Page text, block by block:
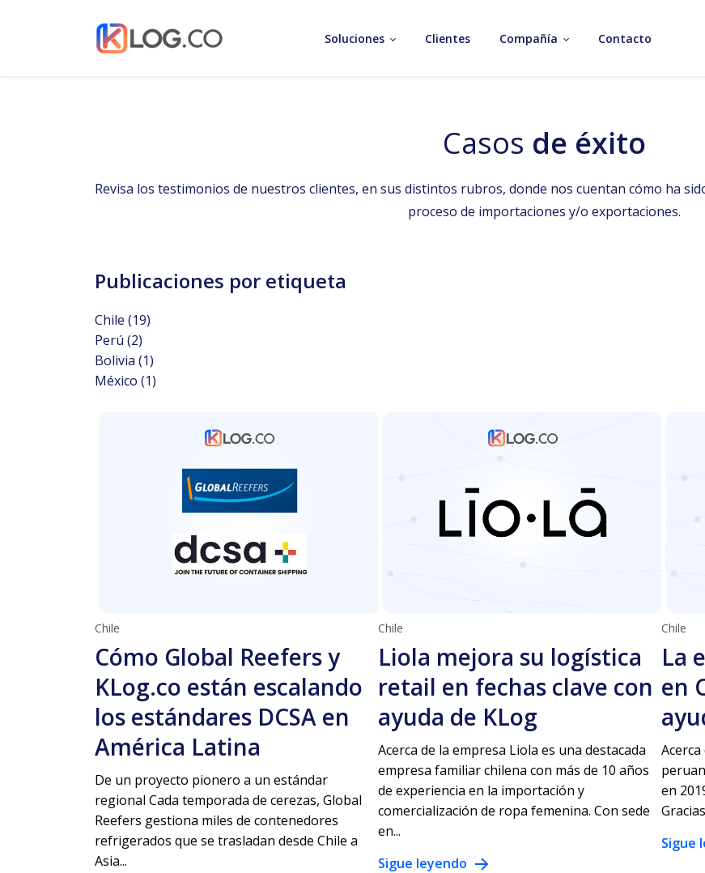
Soluciones Clientes Compañía Contacto
Casos de éxito
Revisa los testimonios de nuestros clientes, en sus distintos rubros, donde nos cuentan cómo ha
proceso de importaciones y/o exportaciones.
Publicaciones por etiqueta
Chile (19)
Perú (2)
Bolivia (1)
México (1)
Chile
Cómo Global Reefers y
KLog.co están escalando
los estándares DCSA en
América Latina
De un proyecto pionero a un estándar
regional Cada temporada de cerezas, Global
Reefers gestiona miles de contenedores
refrigerados que se trasladan desde Chile a
Asia...
Chile
Liola mejora su logística
retail en fechas clave con
ayuda de KLog
Acerca de la empresa Liola es una destacada
empresa familiar chilena con más de 10 años
de experiencia en la importación y
comercialización de ropa femenina. Con sede
en...
Sigue leyendo
Chile
La
en
en
Sigue